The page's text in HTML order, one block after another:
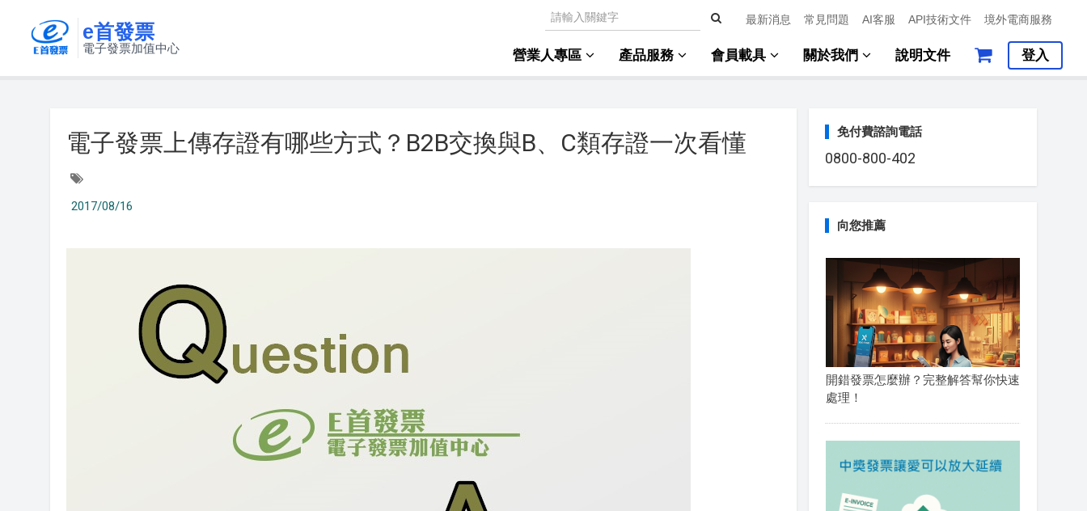
e首發票
電子發票加值中心
最新消息 常見問題 AI客服 API技術文件 境外電商服務
營業人專區 產品服務 會員載具 關於我們 說明文件 登入
電子發票上傳存證有哪些方式？B2B交換與B、C類存證一次看懂
2017/08/16
免付費諮詢電話
0800-800-402
向您推薦
開錯發票怎麼辦？完整解答幫你快速
處理！